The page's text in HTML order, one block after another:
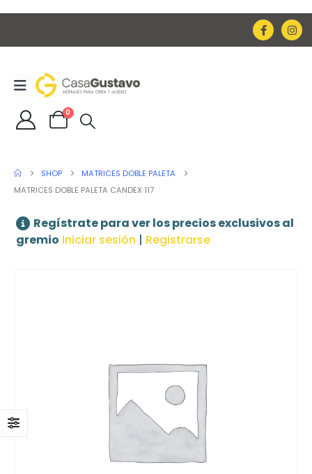
0
SHOP
MATRICES DOBLE PALETA
MATRICES DOBLE PALETA CANDEX 117
Regístrate para ver los precios exclusivos al
gremio Iniciar sesión | Registrarse